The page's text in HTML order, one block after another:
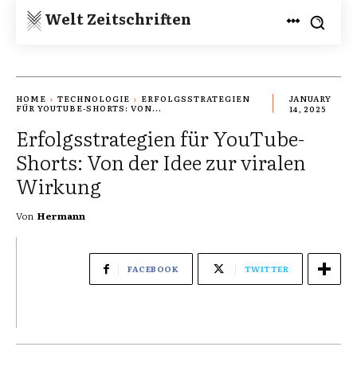
Welt Zeitschriften
HOME TECHNOLOGIE
ERFOLGSSTRATEGIEN
FÜR YOUTUBE-SHORTS: VON...
JANUARY
14, 2025
Erfolgsstrategien für YouTube-
Shorts: Von der Idee zur viralen
Wirkung
Von Hermann
FACEBOOK TWITTER